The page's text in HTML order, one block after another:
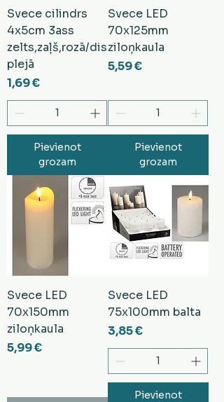
Svece cilindrs
4x5cm 3ass
zelts,zaļš,rozā/dis
plejā
Cena
1,69 €
Pievienot
grozam
Svece LED
70x125mm
ziloņkaula
Cena
5,59 €
Pievienot
grozam
Svece LED
70x150mm
ziloņkaula
Cena
5,99 €
Svece LED
75x100mm balta
Cena
3,85 €
Pievienot